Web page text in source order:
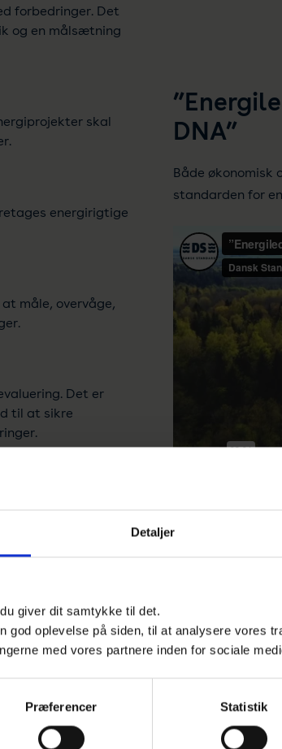
Detaljer
giver dit samtykke til det.
god oplevelse på siden, til at analysere vores
med vores partnere inden for sociale
Præferencer Statistik
forbedringer. Det
og en målsætning
skal
energirigtige
måle, overvåge,
Det er
til at sikre
kontinuerligt på
samt
kommunikere til
DNA”
Både økonomisk
standarden for
FAQ om
Hvad kan det